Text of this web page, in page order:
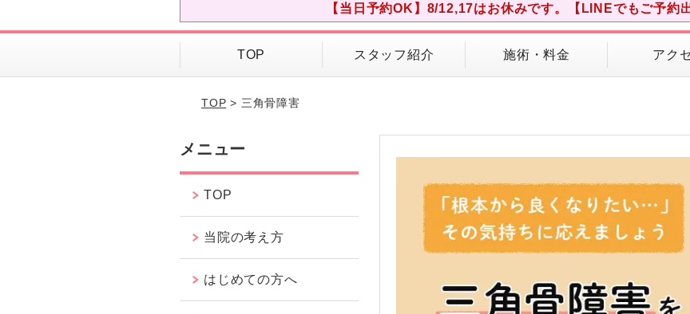
【当日予約OK】8/12,17はお休みです。【LINEでもご予約
TOP スタッフ紹介 施術・料金 アク
TOP > 三角骨障害
メニュー
TOP
当院の考え方
はじめての方へ